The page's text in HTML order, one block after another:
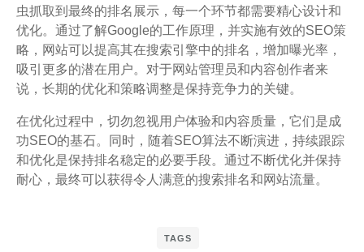
虫抓取到最终的排名展示，每一个环节都需要精心设计和
优化。通过了解Google的工作原理，并实施有效的SEO策
略，网站可以提高其在搜索引擎中的排名，增加曝光率，
吸引更多的潜在用户。对于网站管理员和内容创作者来
说，长期的优化和策略调整是保持竞争力的关键。
在优化过程中，切勿忽视用户体验和内容质量，它们是成
功SEO的基石。同时，随着SEO算法不断演进，持续跟踪
和优化是保持排名稳定的必要手段。通过不断优化并保持
耐心，最终可以获得令人满意的搜索排名和网站流量。
TAGS